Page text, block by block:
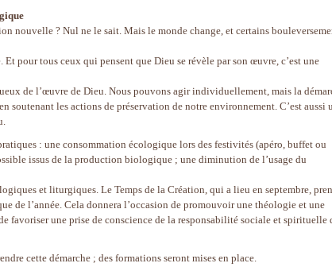
nouvelle ? Nul ne le sait. Mais le monde change, et certains
Et pour tous ceux qui pensent que Dieu se révèle par son œuvre, c’est une
de l’œuvre de Dieu. Nous pouvons agir individuellement, mais la
soutenant les actions de préservation de notre environnement. C’est aussi
: une consommation écologique lors des festivités (apéro, buffet ou
issus de la production biologique ; une diminution de l’usage du
et liturgiques. Le Temps de la Création, qui a lieu en septembre,
de l’année. Cela donnera l’occasion de promouvoir une théologie et une
favoriser une prise de conscience de la responsabilité sociale et spirituelle
cette démarche ; des formations seront mises en place.